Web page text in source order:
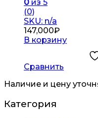
0 из 5
(0)
SKU: n/a
147,000₽
В корзину
Сравнить
Наличие и цену
Категория